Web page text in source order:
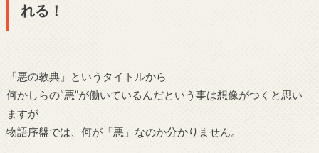
れる！
「悪の教典」というタイトルから
何かしらの“悪”が働いているんだという事は想像がつくと思い
ますが
物語序盤では、何が「悪」なのか分かりません。